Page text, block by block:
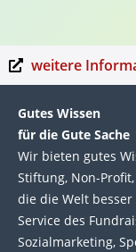
weitere
Gutes Wissen
für die Gute Sache
Wir bie­ten gutes
Stif­tung, Non-
die die Welt
Service des
Sozial­marke­ting,